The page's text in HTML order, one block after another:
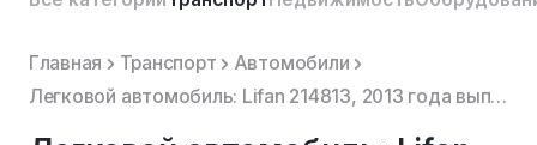
Главная Транспорт
Автомобили
Легковой автомобиль: Lifan 214813, 2013 года выпуска, VIN Х9W214813D0036163